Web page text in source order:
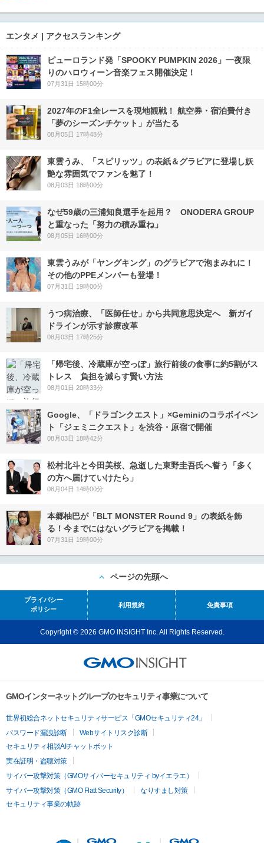
エンタメ | アクセスランキング
ピューロランド発「SPOOKY PUMPKIN 2026」一夜限
りのハロウィーン音楽フェス開催決定！
07月31日 15時00分
2027年のF1全レースを現地観戦！ 航空券・宿泊費付き
「夢のシーズンチケット」が当たる
08月05日 17時48分
東雲うみ、「スピリッツ」の表紙＆グラビアに登場し妖
艶な雰囲気でファンを魅了！
08月03日 18時00分
なぜ59歳の三浦知良選手を起用？ ONODERA GROUP
と重なった「努力の積み重ね」
08月05日 16時00分
東雲うみが「ヤングキング」のグラビアで泡まみれに！
その他のPPEメンバーも登場！
07月31日 19時00分
うつ病治療、「医師任せ」から共同意思決定へ 新ガイ
ドラインが示す診療改革
08月03日 17時25分
「帰宅後、冷蔵庫が空っぽ」旅行前後の食事に約5割がス
トレス 負担を減らす賢い方法
08月01日 20時33分
Google、「ドラゴンクエスト」×Geminiのコラボイベン
ト「ジェミニクエスト」を渋谷・原宿で開催
08月03日 18時42分
松村北斗と今田美桜、急逝した東野圭吾氏へ誓う「多く
の方へ届けていけたら」
08月04日 14時00分
本郷柚巴が「BLT MONSTER Round 9」の表紙を飾
る！今までにはないグラビアを掲載！
07月31日 19時00分
ページの先頭へ
プライバシー
ポリシー
利用規約 免責事項
Copyright © 2026 GMO INSIGHT Inc. All Rights Reserved.
GMOインターネットグループのセキュリティ事業について
世界初総合ネットセキュリティサービス「GMOセキュリティ24」
パスワード漏洩診断
Webサイトリスク診断
セキュリティ相談AIチャットボット
実在証明・盗聴対策
サイバー攻撃対策（GMOサイバーセキュリティ byイエラエ）
サイバー攻撃対策（GMO Flatt Security）
なりすまし対策
セキュリティ事業の軌跡